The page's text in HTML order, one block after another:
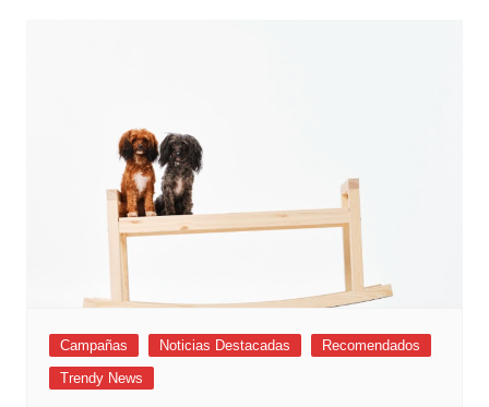
Campañas Noticias Destacadas
Recomendados
Trendy News